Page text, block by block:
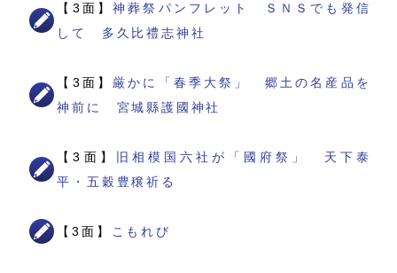
【3面】神葬祭パンフレット ＳＮＳでも発信
して 多久比禮志神社
【3面】 厳かに「春季大祭」 郷土の名産品を
神前に 宮城縣護國神社
【3面】
旧相模国六社が「國府祭」 天下泰
平・五穀豊穣祈る
【3面】 こもれび